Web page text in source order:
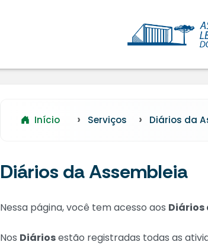
Início Serviços Diários da
Diários da Assembleia
Nessa página, você tem acesso aos Diários
Nos Diáriosestão registradas todas as